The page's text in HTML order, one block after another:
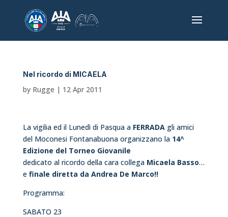
Nel ricordo di MICAELA
by Rugge | 12 Apr 2011
La vigilia ed il Lunedì di Pasqua a FERRADA gli amici
del Moconesi Fontanabuona organizzano la 14^
Edizione del Torneo Giovanile
dedicato al ricordo della cara collega Micaela Basso…
e finale diretta da Andrea De Marco!!
Programma:
SABATO 23